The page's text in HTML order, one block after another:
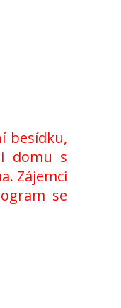
besídku,
domu s
Zájemci
se